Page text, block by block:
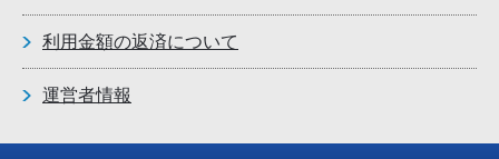
利用金額の返済について
運営者情報